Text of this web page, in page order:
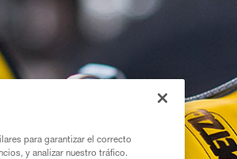
para garantizar el correcto
y analizar nuestro tráfico.